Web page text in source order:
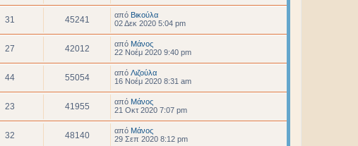
31 45241 από Βικούλα
02 Δεκ 2020 5:04 pm
27 42012 από Μάνος
22 Νοέμ 2020 9:40 pm
44 55054 από Λιζούλα
16 Νοέμ 2020 8:31 am
23 41955 από Μάνος
21 Οκτ 2020 7:07 pm
32 48140 από Μάνος
29 Σεπ 2020 8:12 pm